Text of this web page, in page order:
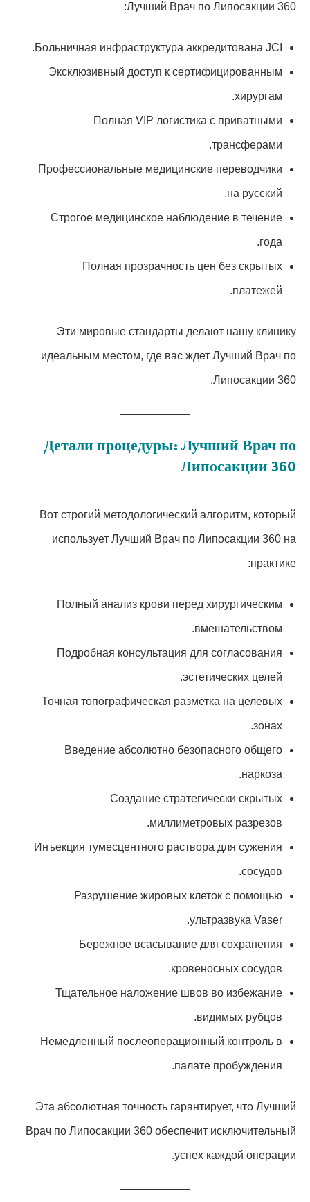
Лучший Врач по Липосакции 360:
Больничная инфраструктура аккредитована JCI.
Эксклюзивный доступ к сертифицированным
хирургам.
Полная VIP логистика с приватными
трансферами.
Профессиональные медицинские переводчики
на русский.
Строгое медицинское наблюдение в течение
года.
Полная прозрачность цен без скрытых
платежей.
Эти мировые стандарты делают нашу клинику
идеальным местом, где вас ждет Лучший Врач по
Липосакции 360.
Детали процедуры: Лучший Врач по
Липосакции 360
Вот строгий методологический алгоритм, который
использует Лучший Врач по Липосакции 360 на
практике:
Полный анализ крови перед хирургическим
вмешательством.
Подробная консультация для согласования
эстетических целей.
Точная топографическая разметка на целевых
зонах.
Введение абсолютно безопасного общего
наркоза.
Создание стратегически скрытых
миллиметровых разрезов.
Инъекция тумесцентного раствора для сужения
сосудов.
Разрушение жировых клеток с помощью
ультразвука Vaser.
Бережное всасывание для сохранения
кровеносных сосудов.
Тщательное наложение швов во избежание
видимых рубцов.
Немедленный послеоперационный контроль в
палате пробуждения.
Эта абсолютная точность гарантирует, что Лучший
Врач по Липосакции 360 обеспечит исключительный
успех каждой операции.